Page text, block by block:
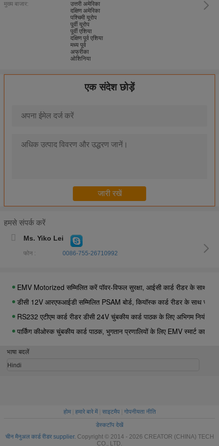
मुख्य बाजार:
उत्तरी अमेरिका
दक्षिण अमेरिका
पश्चिमी यूरोप
पूर्वी यूरोप
पूर्वी एशिया
दक्षिण पूर्व एशिया
मध्य पूर्व
अफ्रीका
ओशिनिया
एक संदेश छोड़ें
हमसे संपर्क करें
Ms. Yiko Lei
फोन : 0086-755-26710992
कार्ड पढ़ने और लिखने के लिए 50mA डुबकी EMV कियोस्क कार्ड रीडर स्मार्ट कार्ड
आईसी आरएफआईडी कार्ड डीसी 5 वोल्ट के लिए आरएस232 हाफ इंसर्ट डिप स्मार्ट
मैनुअल ईएमवी डुबकी कियोस्क आरएफआईडी कार्ड रीडर DC5V सीपीयू कार्ड रीडर
भुगतान कियोस्क स्मार्ट कार्ड रीडर RS232 एटीएम कार्ड रीडर मैनुअल प्रविष्टि के
RS232 डुबकी कार्ड रीडर
मैन्युअल सम्मिलित डुबकी कार्ड रीडर
Motorized सम्मिलित कियॉस्क, RS232 अंतरफलक के साथ स्मार्ट कार्ड पाठक के
डीसी 12V आरएफआईडी सम्मिलित PSAM बोर्ड, कियॉस्क कार्ड रीडर के साथ
RS232 एटीएम कार्ड रीडर डीसी 24V चुंबकीय कार्ड पाठक के लिए अभिगम नियंत्रण
पार्किंग कीओस्क चुंबकीय कार्ड पाठक, भुगतान प्रणालियों के लिए EMV स्मार्ट कार्ड
3 में 1 Motorized पहुँच नियंत्रण कार्ड रीडर/लेखक, एटीएम स्मार्ट कार्ड पाठक
एटीएम मशीन Motorized सम्मिलित चुंबकीय कार्ड पाठक, कियॉस्क कार्ड रीडर
आईएसओ ऑटो चुंबकीय पट्टी कार्ड पाठक और लेखक, आरएफआईडी कार्ड रीडर डालें
भाषा बदलें
Hindi
होम| हमारे बारे में| साइटमैप| गोपनीयता नीति
डेस्कटॉप देखें
चीन मैनुअल कार्ड रीडर supplier. Copyright © 2014 - 2026 CREATOR (CHINA) TECH
CO., LTD.